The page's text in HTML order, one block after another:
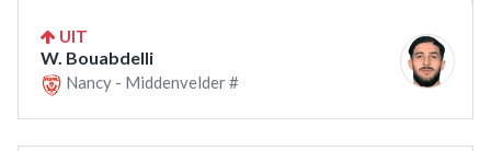
UIT
W. Bouabdelli
Nancy - Middenvelder #